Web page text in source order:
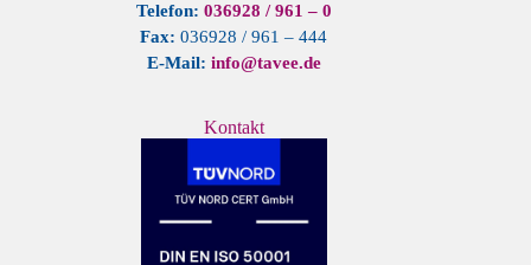
Telefon: 036928 / 961 – 0
Fax: 036928 / 961 – 444
E-Mail: info@tavee.de
Kontakt